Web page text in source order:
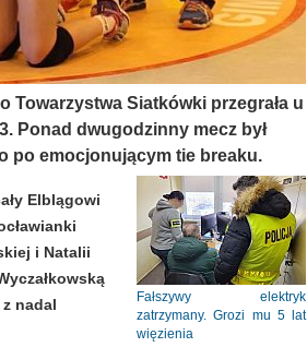
Towarzystwa Siatkówki przegrała u
Ponad dwugodzinny mecz był
po emocjonującym tie breaku.
Fałszywy elektryk
zatrzymany. Grozi mu 5 lat
więzienia
Elblągowi
i Natalii
nadal